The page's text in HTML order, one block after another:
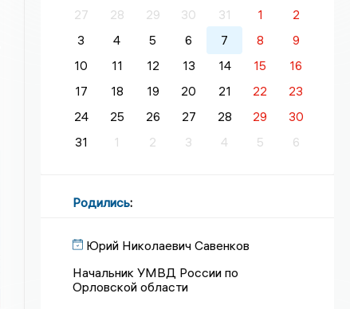
27
28 29 30 31 1
2
3
4 5 6 7 8
9
10
11 12 13 14 15
16
17
18 19 20 21 22
23
24
25 26 27 28 29
30
31
1 2 3 4 5 6
Родились:
Юрий Николаевич Савенков
Начальник УМВД России по
Орловской области